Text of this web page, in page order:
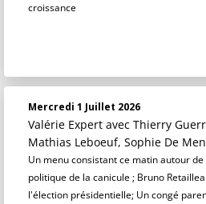
croissance
Mercredi 1 Juillet 2026
Valérie Expert avec Thierry
Mathias Leboeuf, Sophie De
Un menu consistant ce matin autour
politique de la canicule ; Bruno
l'élection présidentielle; Un congé